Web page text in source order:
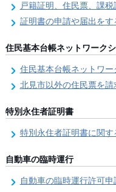
戸籍証明、住民票、課税証明
証明書の申請や届出を
住民基本台帳ネットワーク
住民基本台帳ネットワー
北見市以外の住民票を請
特別永住者証明書
特別永住者証明書に関す
自動車の臨時運行
自動車の臨時運行許可申